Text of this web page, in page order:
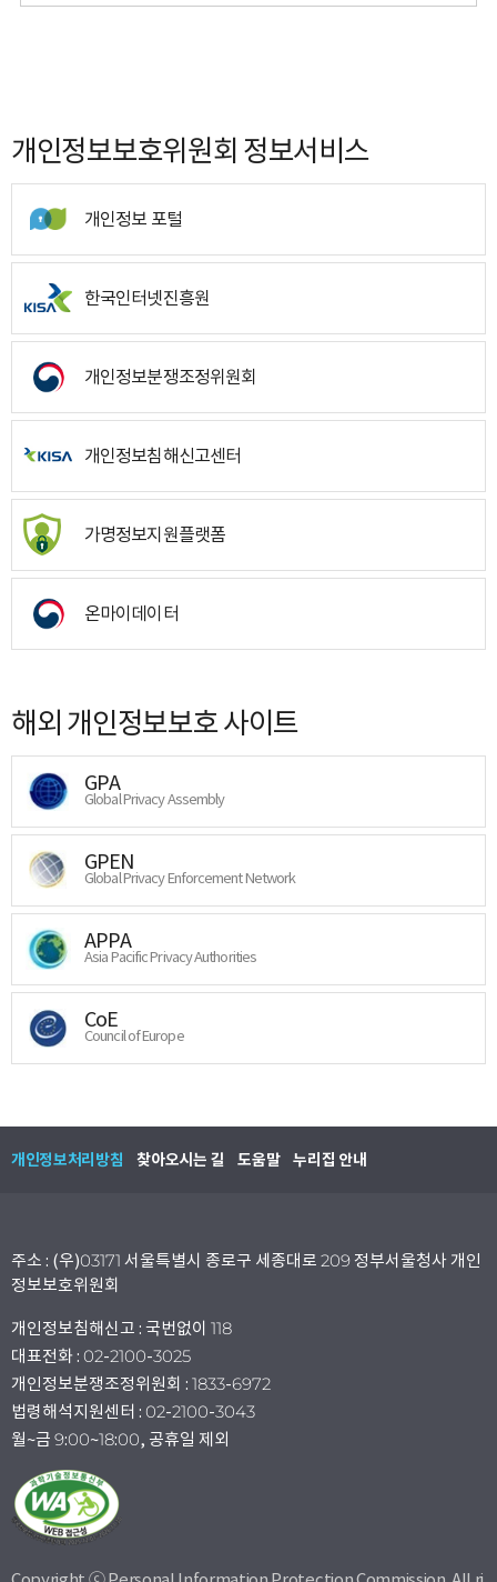
개인정보보호위원회 정보서비스
개인정보 포털
한국인터넷진흥원
개인정보분쟁조정위원회
개인정보침해신고센터
가명정보지원플랫폼
온마이데이터
해외 개인정보보호 사이트
GPA
Global Privacy Assembly
GPEN
Global Privacy Enforcement Network
APPA
Asia Pacific Privacy Authorities
CoE
Council of Europe
개인정보처리방침 찾아오시는 길 도움말 누리집 안내
주소 : (우)03171 서울특별시 종로구 세종대로 209 정부서울청사 개인
정보보호위원회
개인정보침해신고 : 국번없이 118
대표전화 : 02-2100-3025
개인정보분쟁조정위원회 : 1833-6972
법령해석지원센터 : 02-2100-3043
월~금 9:00~18:00, 공휴일 제외